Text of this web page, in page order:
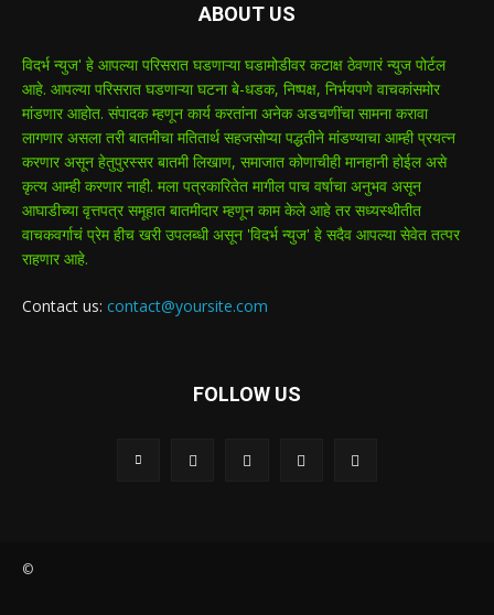
ABOUT US
विदर्भ न्युज' हे आपल्या परिसरात घडणाऱ्या घडामोडीवर कटाक्ष ठेवणारं न्युज पोर्टल
आहे. आपल्या परिसरात घडणाऱ्या घटना बे-धडक, निष्पक्ष, निर्भयपणे वाचकांसमोर
मांडणार आहोत. संपादक म्हणून कार्य करतांना अनेक अडचणींचा सामना करावा
लागणार असला तरी बातमीचा मतितार्थ सहजसोप्या पद्धतीने मांडण्याचा आम्ही प्रयत्न
करणार असून हेतुपुरस्सर बातमी लिखाण, समाजात कोणाचीही मानहानी होईल असे
कृत्य आम्ही करणार नाही. मला पत्रकारितेत मागील पाच वर्षाचा अनुभव असून
आघाडीच्या वृत्तपत्र समूहात बातमीदार म्हणून काम केले आहे तर सध्यस्थीतीत
वाचकवर्गाचं प्रेम हीच खरी उपलब्धी असून 'विदर्भ न्युज' हे सदैव आपल्या सेवेत तत्पर
राहणार आहे.
Contact us: contact@yoursite.com
FOLLOW US
©